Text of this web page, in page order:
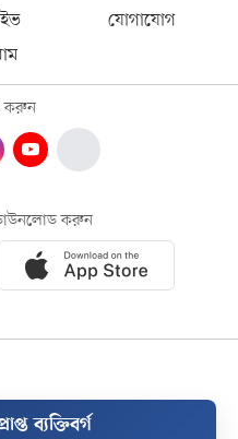
যোগাযোগ
করুন
করুন
ব্যক্তিবর্গ